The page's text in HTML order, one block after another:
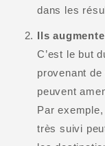
dans les
Ils
C’est le but
provenant
peuvent
Par
très suivi